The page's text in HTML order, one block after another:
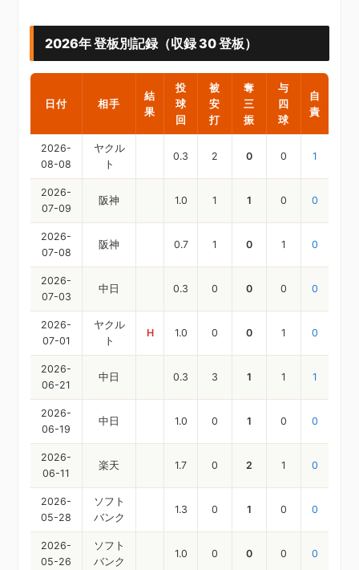
2026年 登板別記録（収録 30 登板）
日付 相手
結
果
投
球
回
被
安
打
奪
三
振
与
四
球
自
責
2026-
08-08
ヤクル
ト
0.3 2 0 0 1
2026-
07-09
阪神 1.0 1 1 0 0
2026-
07-08
阪神 0.7 1 0 1 0
2026-
07-03
中日 0.3 0 0 0 0
2026-
07-01
ヤクル
ト
H 1.0 0 0 1 0
2026-
06-21
中日 0.3 3 1 1 1
2026-
06-19
中日 1.0 0 1 0 0
2026-
06-11
楽天 1.7 0 2 1 0
2026-
05-28
ソフト
バンク
1.3 0 1 0 0
2026-
05-26
ソフト
バンク
1.0 0 0 0 0